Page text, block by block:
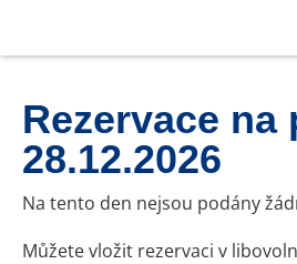
Rezervace na
28.12.2026
Na tento den nejsou podány
Můžete vložit rezervaci v